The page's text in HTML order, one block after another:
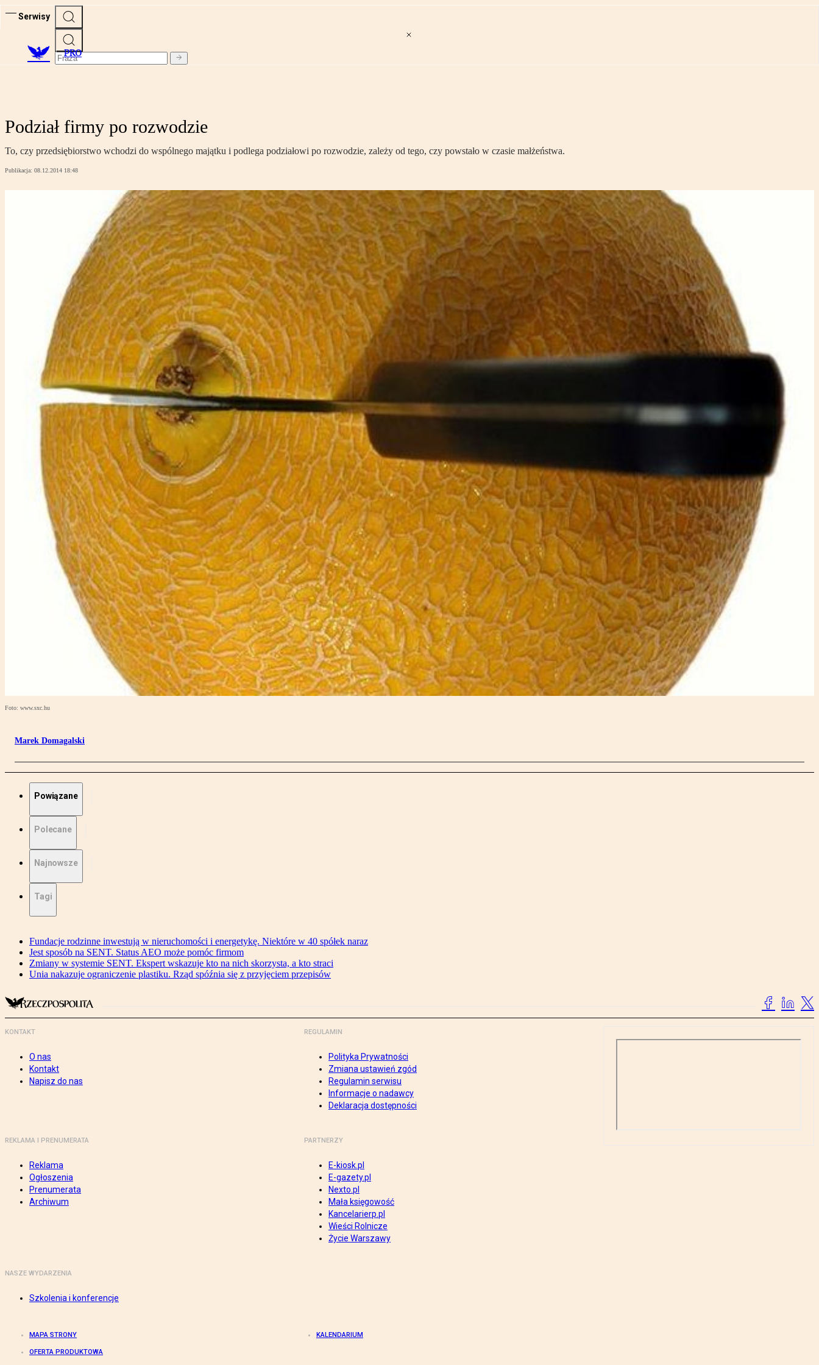
Serwisy
PRO
Podział firmy po rozwodzie
To, czy przedsiębiorstwo wchodzi do wspólnego majątku i podlega podziałowi po rozwodzie, zależy od tego, czy powstało w czasie małżeństwa.
Publikacja: 08.12.2014 18:48
Foto: www.sxc.hu
Marek Domagalski
Powiązane
Polecane
Najnowsze
Tagi
Fundacje rodzinne inwestują w nieruchomości i energetykę. Niektóre w 40 spółek naraz
Jest sposób na SENT. Status AEO może pomóc firmom
Zmiany w systemie SENT. Ekspert wskazuje kto na nich skorzysta, a kto straci
Unia nakazuje ograniczenie plastiku. Rząd spóźnia się z przyjęciem przepisów
KONTAKT
O nas
Kontakt
Napisz do nas
REGULAMIN
Polityka Prywatności
Zmiana ustawień zgód
Regulamin serwisu
Informacje o nadawcy
Deklaracja dostępności
REKLAMA I PRENUMERATA
Reklama
Ogłoszenia
Prenumerata
Archiwum
PARTNERZY
E-kiosk.pl
E-gazety.pl
Nexto.pl
Mała księgowość
Kancelarierp.pl
Wieści Rolnicze
Życie Warszawy
NASZE WYDARZENIA
Szkolenia i konferencje
MAPA STRONY KALENDARIUM
OFERTA PRODUKTOWA